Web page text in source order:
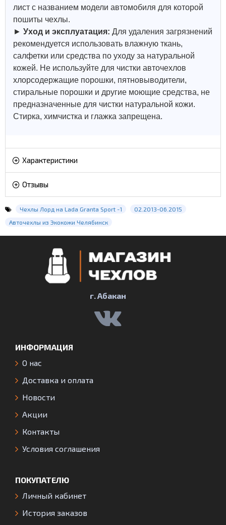
лист с названием модели автомобиля для которой
пошиты чехлы.
► Уход и эксплуатация: Для удаления загрязнений
рекомендуется использовать влажную ткань,
салфетки или средства по уходу за натуральной
кожей. Не используйте для чистки авточехлов
хлорсодержащие порошки, пятновыводители,
стиральные порошки и другие моющие средства, не
предназначенные для чистки натуральной кожи.
Стирка, химчистка и глажка запрещена.
Характеристики
Отзывы
Чехлы Лорд на Lada Granta Sport -1
02.2013-06.2015
Авточехлы из Экокожи Челябинск
г. Абакан
ИНФОРМАЦИЯ
О нас
Доставка и оплата
Новости
Акции
Контакты
Условия соглашения
ПОКУПАТЕЛЮ
Личный кабинет
История заказов